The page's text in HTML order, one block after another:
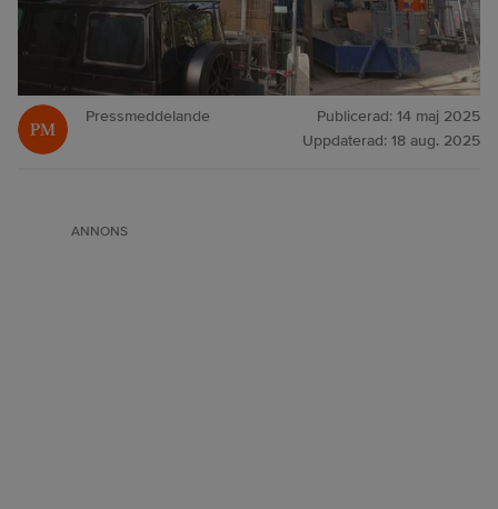
Pressmeddelande Publicerad: 14 maj 2025
Uppdaterad: 18 aug. 2025
ANNONS